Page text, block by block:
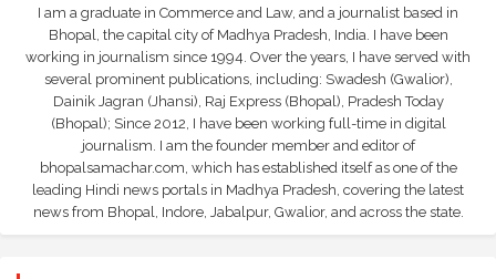
I am a graduate in Commerce and Law, and a journalist based in
Bhopal, the capital city of Madhya Pradesh, India. I have been
working in journalism since 1994. Over the years, I have served with
several prominent publications, including: Swadesh (Gwalior),
Dainik Jagran (Jhansi), Raj Express (Bhopal), Pradesh Today
(Bhopal); Since 2012, I have been working full-time in digital
journalism. I am the founder member and editor of
bhopalsamachar.com, which has established itself as one of the
leading Hindi news portals in Madhya Pradesh, covering the latest
news from Bhopal, Indore, Jabalpur, Gwalior, and across the state.